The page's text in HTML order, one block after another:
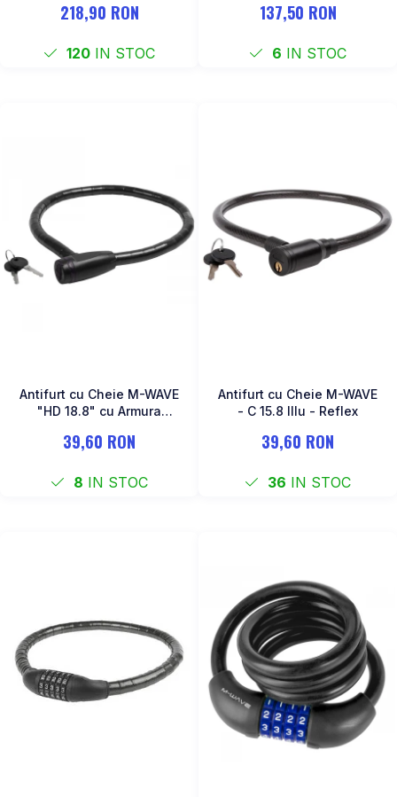
218,90 RON
120 IN STOC
137,50 RON
6 IN STOC
Antifurt cu Cheie M-WAVE
"HD 18.8" cu Armura
39,60 RON
8 IN STOC
Antifurt cu Cheie M-WAVE
- C 15.8 Illu - Reflex
39,60 RON
36 IN STOC